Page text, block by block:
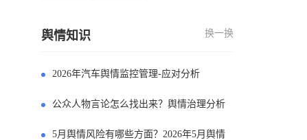
舆情知识 换一换
2026年汽车舆情监控管理-应对分析
公众人物言论怎么找出来？舆情治理分析
5月舆情风险有哪些方面？2026年5月舆情